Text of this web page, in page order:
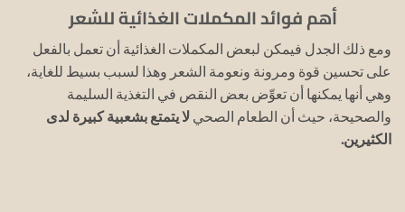
أهم فوائد المكملات الغذائية للشعر
ومع ذلك الجدل فيمكن لبعض المكملات الغذائية أن تعمل بالفعل
على تحسين قوة ومرونة ونعومة الشعر وهذا لسبب بسيط للغاية،
وهي أنها يمكنها أن تعوِّض بعض النقص في التغذية السليمة
والصحيحة، حيث أن الطعام الصحي لا يتمتع بشعبية كبيرة لدى
الكثيرين.